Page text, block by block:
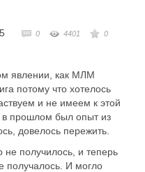
0 4401
0
явлении, как МЛМ
потому что хотелось
и не имеем к этой
в прошлом был опыт из
довелось пережить.
не получилось, и теперь
получалось. И могло